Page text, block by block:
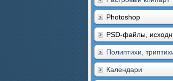
Photoshop
PSD-файлы,
Полиптихи,
Календари